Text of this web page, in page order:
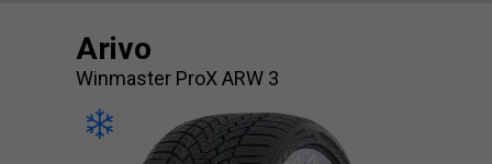
Arivo
Winmaster ProX ARW 3